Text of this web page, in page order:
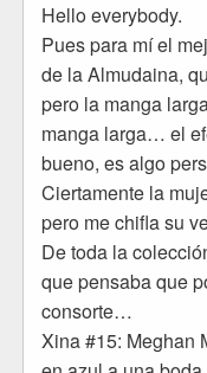
Hello everybody.
Pues para mí el
de la Almudaina,
pero la manga
manga larga… el
bueno, es algo
Ciertamente la
pero me chifla su
De toda la
que pensaba que
consorte…
Xina #15: Meghan